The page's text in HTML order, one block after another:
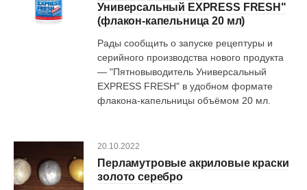
Универсальный EXPRESS FRESH"
(флакон-капельница 20 мл)
Рады сообщить о запуске рецептуры и
серийного производства нового продукта
— "Пятновыводитель Универсальный
EXPRESS FRESH" в удобном формате
флакона-капельницы объёмом 20 мл.
20.10.2022
Перламутровые акриловые краски
золото серебро